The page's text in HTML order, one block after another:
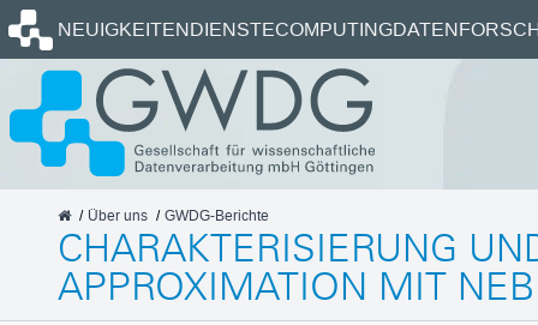
NEUIGKEITENDIENSTECOMPUTINGDATEN
GWDG
Über uns GWDG-Berichte
CHARAKTERISIERUNG
APPROXIMATION MIT